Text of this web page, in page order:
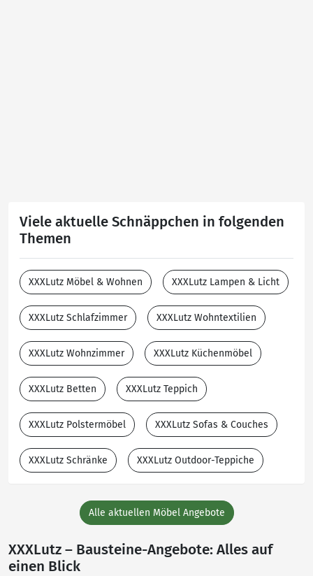
Viele aktuelle Schnäppchen in folgenden
Themen
XXXLutz Möbel & Wohnen XXXLutz Lampen & Licht
XXXLutz Schlafzimmer XXXLutz Wohntextilien
XXXLutz Wohnzimmer XXXLutz Küchenmöbel
XXXLutz Betten XXXLutz Teppich
XXXLutz Polstermöbel XXXLutz Sofas & Couches
XXXLutz Schränke XXXLutz Outdoor-Teppiche
Alle aktuellen Möbel Angebote
XXXLutz – Bausteine-Angebote: Alles auf
einen Blick